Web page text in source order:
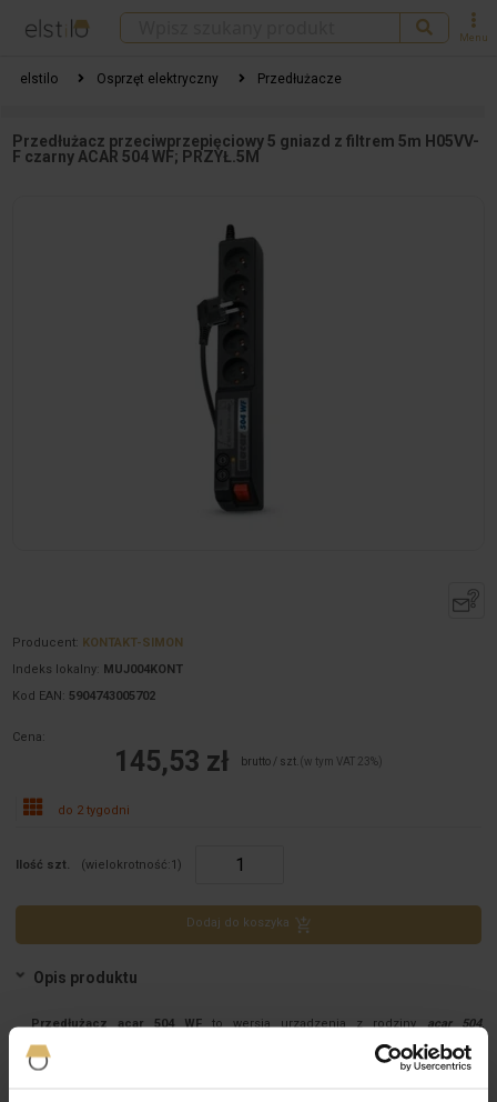
Menu
elstilo Osprzęt elektryczny Przedłużacze
Przedłużacz przeciwprzepięciowy 5 gniazd z filtrem 5m H05VV-
F czarny ACAR 504 WF; PRZYŁ.5M
Producent: KONTAKT-SIMON
Indeks lokalny: MUJ004KONT
Kod EAN: 5904743005702
Cena:
145,53 zł brutto / szt. (w tym VAT 23%)
do 2 tygodni
Ilość szt. (wielokrotność:1 )
Dodaj do koszyka
Opis produktu
Przedłużacz acar 504 WFto wersja urządzenia z rodzinyacar 504,
wzbogacona o wysoko tłumiący filtr przeciwzakłóceniowy. Posiada pięć
gniazd sieciowych 230V z uziemieniem oraz 2 szybkie bezpieczniki